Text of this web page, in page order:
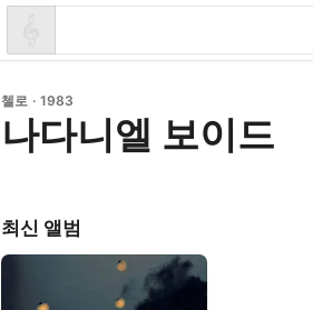
첼로 · 1983
나다니엘 보이드
최신 앨범